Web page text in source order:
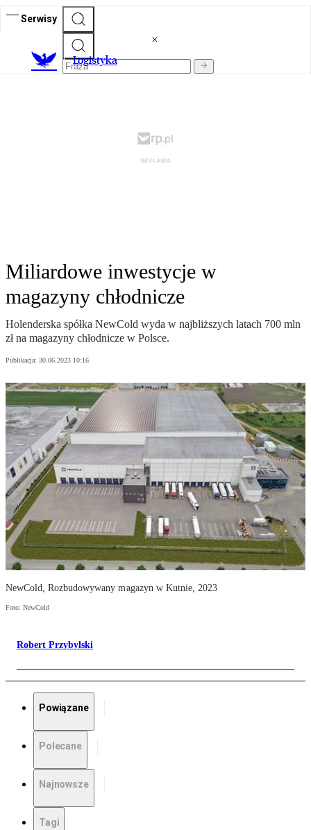
Serwisy
Logistyka
Miliardowe inwestycje w
magazyny chłodnicze
Holenderska spółka NewCold wyda w najbliższych latach 700 mln
zł na magazyny chłodnicze w Polsce.
Publikacja: 30.06.2023 10:16
NewCold, Rozbudowywany magazyn w Kutnie, 2023
Foto: NewCold
Robert Przybylski
Powiązane
Polecane
Najnowsze
Tagi